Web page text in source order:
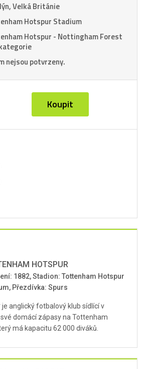
Velká Británie
Hotspur Stadium
Hotspur - Nottingham Forest
nejsou potvrzeny.
Koupit
HOTSPUR
1882, Stadion: Tottenham Hotspur
Přezdívka: Spurs
anglický fotbalový klub sídlící v
své domácí zápasy na Tottenham
má kapacitu 62 000 diváků.